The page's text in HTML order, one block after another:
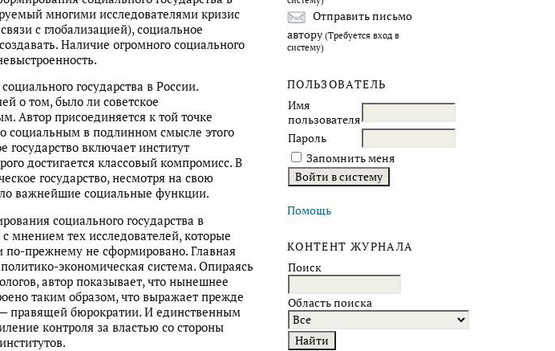
Отправить письмо
автору (Требуется вход в
систему)
ПОЛЬЗОВАТЕЛЬ
Имя
пользователя
Пароль
Запомнить меня
Помощь
КОНТЕНТ ЖУРНАЛА
Поиск
Область поиска
многими исследователями кризис
с глобализацией), социальное
Наличие огромного социального
государства в России.
о том, было ли советское
Автор присоединяется к той точке
социальным в подлинном смысле этого
государство включает институт
достигается классовый компромисс. В
государство, несмотря на свою
важнейшие социальные функции.
социального государства в
мнением тех исследователей, которые
по-прежнему не сформировано. Главная
экономическая система. Опираясь
автор показывает, что нынешнее
таким образом, что выражает прежде
— правящей бюрократии. И единственным
контроля за властью со стороны